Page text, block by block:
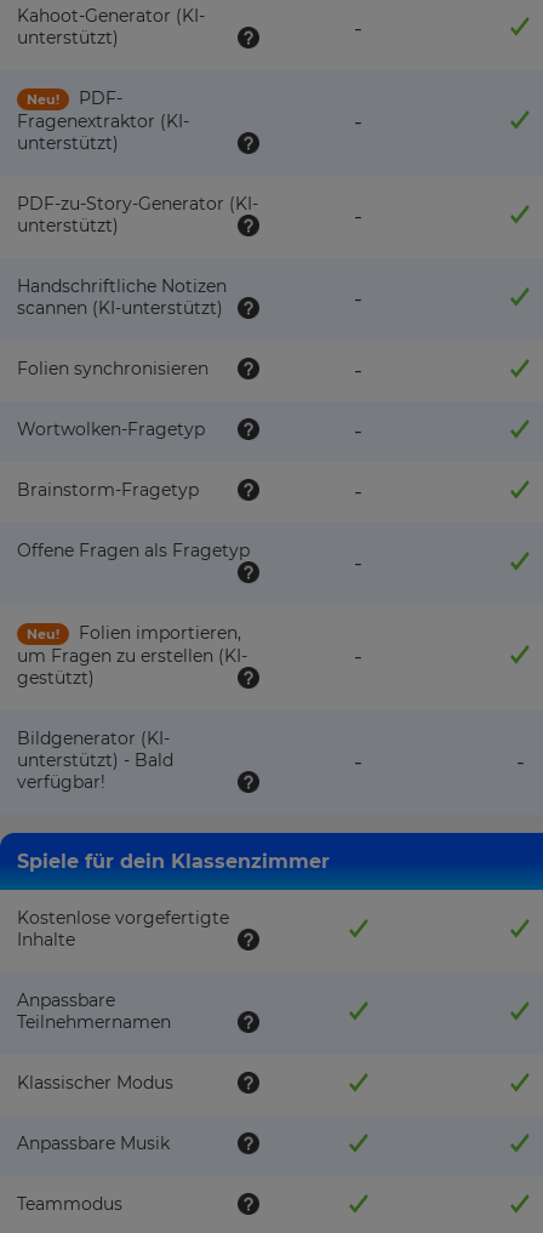
Kahoot-Generator (KI-
unterstützt)
-
Neu!
PDF-
Fragenextraktor (KI-
unterstützt)
-
PDF-zu-Story-Generator (KI-
unterstützt)
-
Handschriftliche Notizen
scannen (KI-unterstützt)
-
Folien synchronisieren -
Wortwolken-Fragetyp -
Brainstorm-Fragetyp -
Offene Fragen als Fragetyp -
Neu!
Folien importieren,
um Fragen zu erstellen (KI-
gestützt)
-
Bildgenerator (KI-
unterstützt) - Bald
verfügbar!
- -
Spiele für dein Klassenzimmer
Kostenlose vorgefertigte
Inhalte
Anpassbare
Teilnehmernamen
Klassischer Modus
Anpassbare Musik
Teammodus